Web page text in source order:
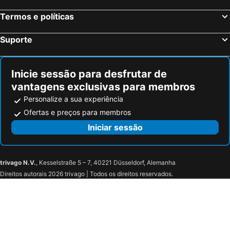
Kufstein, bed and breakfasts
Ruhpolding, bed and breakfasts
Gstadt, bed and breakfasts
Kirchdorf, bed and breakfasts
Termos e políticas
Suporte
Inicie sessão para desfrutar de
vantagens exclusivas para membros
Personalize a sua experiência
Ofertas e preços para membros
Iniciar sessão
trivago N.V., Kesselstraße 5 – 7, 40221 Düsseldorf, Alemanha
Direitos autorais 2026 trivago | Todos os direitos reservados.